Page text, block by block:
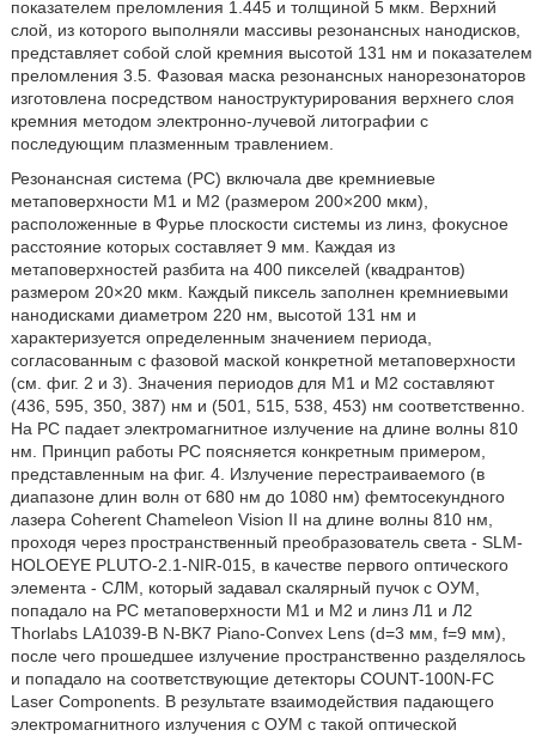
показателем преломления 1.445 и толщиной 5 мкм. Верхний
слой, из которого выполняли массивы резонансных нанодисков,
представляет собой слой кремния высотой 131 нм и показателем
преломления 3.5. Фазовая маска резонансных нанорезонаторов
изготовлена посредством наноструктурирования верхнего слоя
кремния методом электронно-лучевой литографии с
последующим плазменным травлением.
Резонансная система (PC) включала две кремниевые
метаповерхности M1 и М2 (размером 200×200 мкм),
расположенные в Фурье плоскости системы из линз, фокусное
расстояние которых составляет 9 мм. Каждая из
метаповерхностей разбита на 400 пикселей (квадрантов)
размером 20×20 мкм. Каждый пиксель заполнен кремниевыми
нанодисками диаметром 220 нм, высотой 131 нм и
характеризуется определенным значением периода,
согласованным с фазовой маской конкретной метаповерхности
(см. фиг. 2 и 3). Значения периодов для M1 и М2 составляют
(436, 595, 350, 387) нм и (501, 515, 538, 453) нм соответственно.
На PC падает электромагнитное излучение на длине волны 810
нм. Принцип работы PC поясняется конкретным примером,
представленным на фиг. 4. Излучение перестраиваемого (в
диапазоне длин волн от 680 нм до 1080 нм) фемтосекундного
лазера Coherent Chameleon Vision II на длине волны 810 нм,
проходя через пространственный преобразователь света - SLM-
HOLOEYE PLUTO-2.1-NIR-015, в качестве первого оптического
элемента - СЛМ, который задавал скалярный пучок с ОУМ,
попадало на PC метаповерхности M1 и М2 и линз Л1 и Л2
Thorlabs LA1039-B N-BK7 Piano-Convex Lens (d=3 мм, f=9 мм),
после чего прошедшее излучение пространственно разделялось
и попадало на соответствующие детекторы COUNT-100N-FC
Laser Components. В результате взаимодействия падающего
электромагнитного излучения с ОУМ с такой оптической